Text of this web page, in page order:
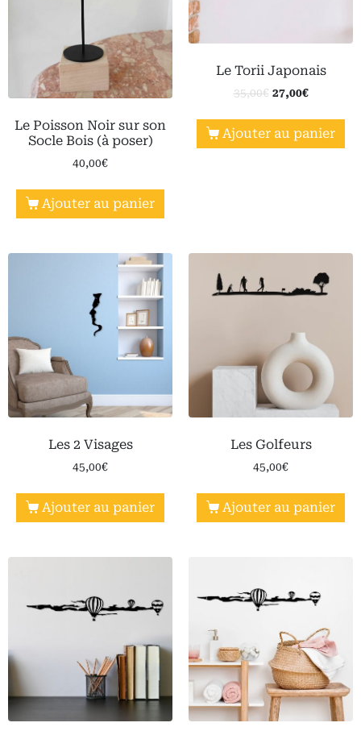
Le Poisson Noir sur son
Socle Bois (à poser)
40,00€
Ajouter au panier
Le Torii Japonais
35,00€ 27,00€
Ajouter au panier
Les 2 Visages
45,00€
Ajouter au panier
Les Golfeurs
45,00€
Ajouter au panier